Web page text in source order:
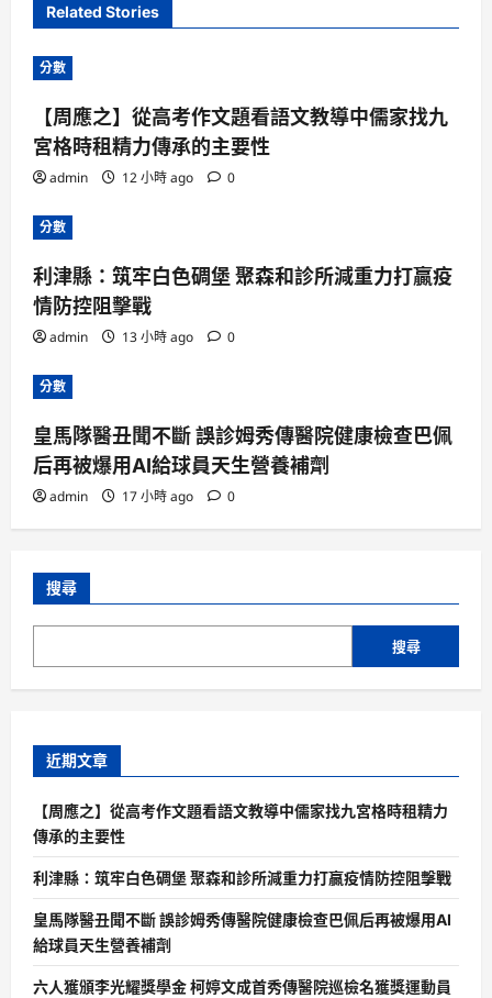
Related Stories
分數
【周應之】從高考作文題看語文教導中儒家找九
宮格時租精力傳承的主要性
admin 12 小時 ago 0
分數
利津縣：筑牢白色碉堡 聚森和診所減重力打贏疫
情防控阻擊戰
admin 13 小時 ago 0
分數
皇馬隊醫丑聞不斷 誤診姆秀傳醫院健康檢查巴佩
后再被爆用AI給球員天生營養補劑
admin 17 小時 ago 0
搜尋
搜尋
近期文章
【周應之】從高考作文題看語文教導中儒家找九宮格時租精力
傳承的主要性
利津縣：筑牢白色碉堡 聚森和診所減重力打贏疫情防控阻擊戰
皇馬隊醫丑聞不斷 誤診姆秀傳醫院健康檢查巴佩后再被爆用AI
給球員天生營養補劑
六人獲頒李光耀獎學金 柯婷文成首秀傳醫院巡檢名獲獎運動員